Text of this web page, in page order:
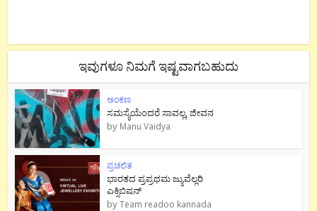
ಇವುಗಳೂ ನಿಮಗೆ ಇಷ್ಟವಾಗಬಹುದು
ಅಂಕಣ
ಸಮಸ್ಯೆಯೆಂದರೆ ಸಾವಲ್ಲ, ಜೀವನ
by Manu Vaidya
ಪ್ರಚಲಿತ
ಭಾರತದ ಪ್ರಪ್ರಥಮ ಜ್ಯುವೆಲ್ಲರಿ
ಎಕ್ಸಿಬಿಷನ್
byTeam readoo kannada